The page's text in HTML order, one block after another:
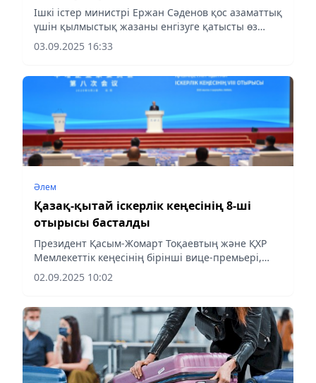
Ішкі істер министрі Ержан Сәденов қос азаматтық
үшін қылмыстық жазаны енгізуге қатысты өз
ойын айтты, деп хабарлайды aqshamnews.kz
03.09.2025 16:33
Әлем
Қазақ-қытай іскерлік кеңесінің 8-ші
отырысы басталды
Президент Қасым-Жомарт Тоқаевтың және ҚХР
Мемлекеттік кеңесінің бірінші вице-премьері,
ҚКП ОК Саяси бюросы Тұрақты комитетінің
мүшесі Дин Сюэсяннің қатысуымен Қазақ-қытай
02.09.2025 10:02